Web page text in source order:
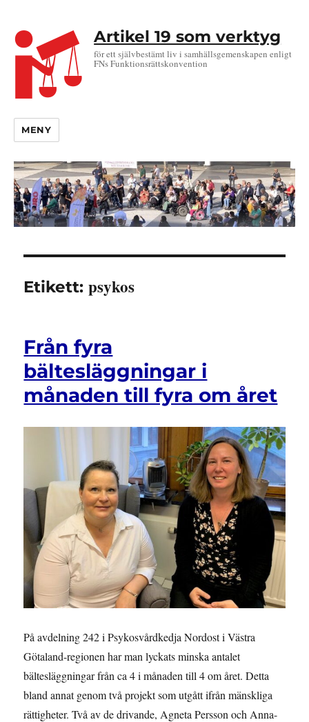
Artikel 19 som verktyg
för ett självbestämt liv i samhällsgemenskapen enligt
FNs Funktionsrättskonvention
MENY
Etikett:psykos
Från fyra
bältesläggningar i
månaden till fyra om året
På avdelning 242 i Psykosvårdkedja Nordost i Västra
Götaland-regionen har man lyckats minska antalet
bältesläggningar från ca 4 i månaden till 4 om året. Detta
bland annat genom två projekt som utgått ifrån mänskliga
rättigheter. Två av de drivande, Agneta Persson och Anna-